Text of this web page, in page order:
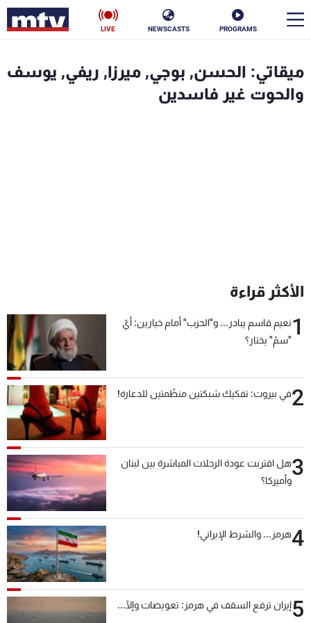
PROGRAMS
NEWSCASTS
LIVE
ميقاتي: الحسن, بوجي, ميرزا, ريفي, يوسف
والحوت غير فاسدين
الأكثر قراءة
1نعيم قاسم يبادر... و"الحزب" أمام خيارين: أيّ
"سمّ" يختار؟
2في بيروت: تفكيك شبكتين منظّمتين للدعارة!
3هل اقتربت عودة الرحلات المباشرة بين لبنان
وأميركا؟
4هرمز... والشرط الإيراني!
5إيران ترفع السقف في هرمز: تعويضات وإلّا...
الأخبار
البرامج
شاهد البرامج
الترددات
عن MTV
الإنـتـاج
وظائف
شروط الإسـتخدام
سياسة الخصوصية